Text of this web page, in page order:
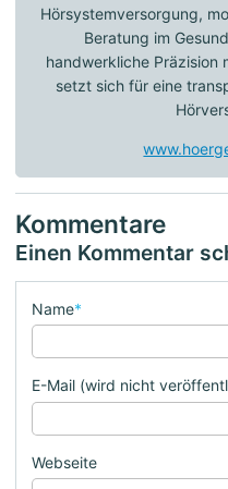
Hörsystemversorgung,
Beratung im
handwerkliche Präzision
setzt sich für eine
Kommentare
Einen Kommentar
Name*
E-Mail (wird nicht
Webseite